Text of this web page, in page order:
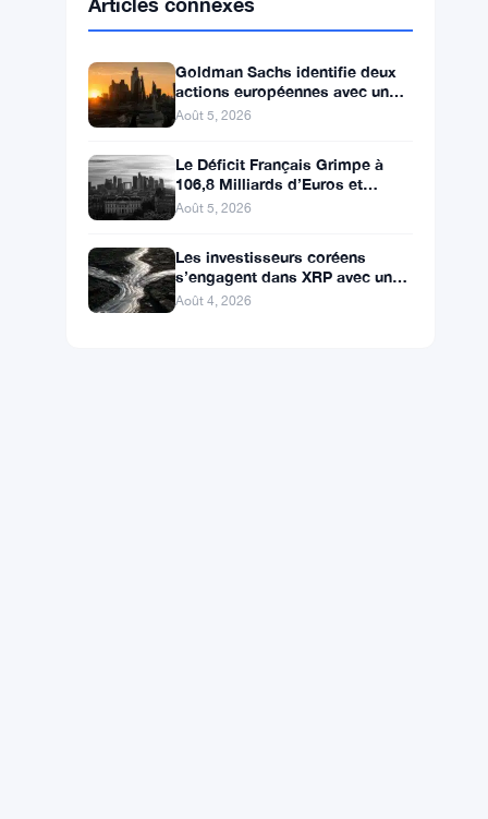
SolanaSOL $73.4642 ▼ -0.88%
XRPXRP $1.0446
Goldman Sachs identifie deux